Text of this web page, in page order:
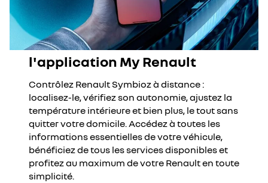
l'application My Renault
Contrôlez Renault Symbioz à distance :
localisez-le, vérifiez son autonomie, ajustez la
température intérieure et bien plus, le tout sans
quitter votre domicile. Accédez à toutes les
informations essentielles de votre véhicule,
bénéficiez de tous les services disponibles et
profitez au maximum de votre Renault en toute
simplicité.